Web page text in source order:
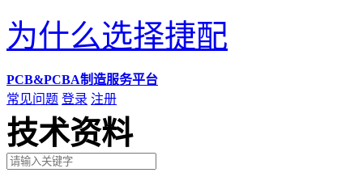
为什么选择捷配
PCB&PCBA制造服务平台
常见问题 登录 注册
技术资料